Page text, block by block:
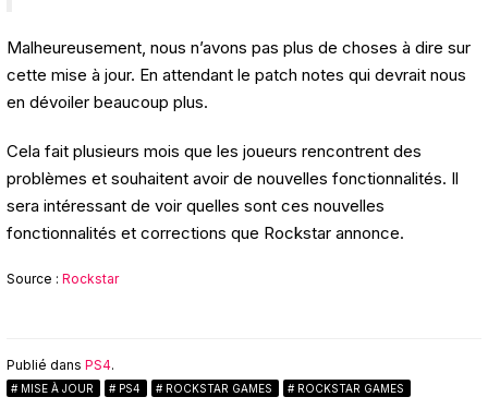
Malheureusement, nous n’avons pas plus de choses à dire sur
cette mise à jour. En attendant le patch notes qui devrait nous
en dévoiler beaucoup plus.
Cela fait plusieurs mois que les joueurs rencontrent des
problèmes et souhaitent avoir de nouvelles fonctionnalités. Il
sera intéressant de voir quelles sont ces nouvelles
fonctionnalités et corrections que Rockstar annonce.
Source : Rockstar
Publié dans PS4.
MISE À JOUR PS4 ROCKSTAR GAMES ROCKSTAR GAMES